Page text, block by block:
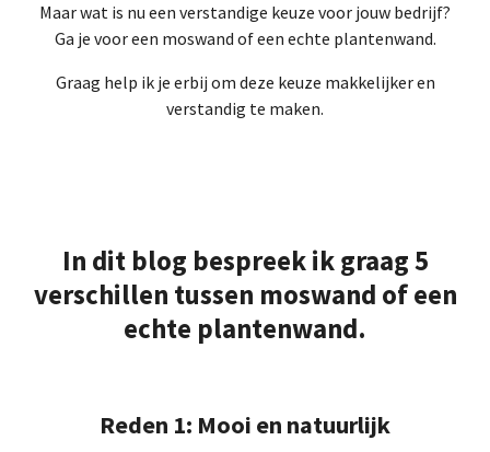
Maar wat is nu een verstandige keuze voor jouw bedrijf?
Ga je voor een moswand of een echte plantenwand.
Graag help ik je erbij om deze keuze makkelijker en
verstandig te maken.
In dit blog bespreek ik graag 5
verschillen tussen moswand of een
echte plantenwand.
Reden 1: Mooi en natuurlijk